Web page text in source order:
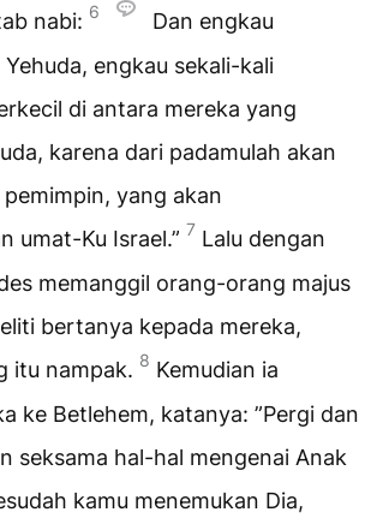
nabi: 6
Dan engkau
engkau sekali-kali
di antara mereka yang
karena dari padamulah akan
yang akan
umat-Ku Israel.” 7 Lalu dengan
memanggil orang-orang majus
bertanya kepada mereka,
itu nampak. 8 Kemudian ia
ke Betlehem, katanya: ”Pergi dan
seksama hal-hal mengenai Anak
kamu menemukan Dia,